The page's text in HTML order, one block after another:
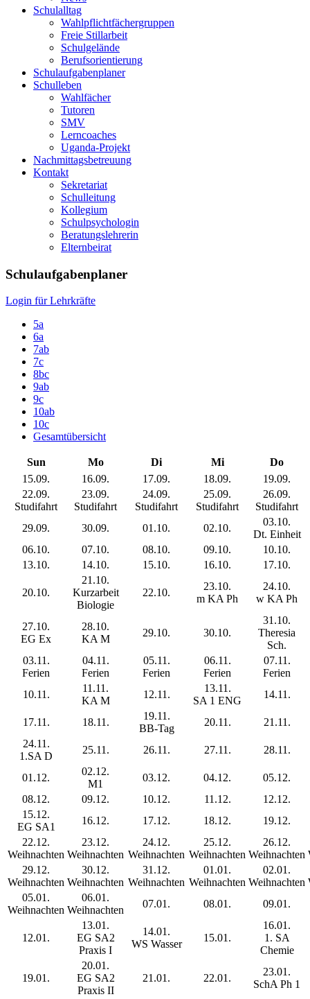
Schulalltag
Wahlpflichtfächergruppen
Freie Stillarbeit
Schulgelände
Berufsorientierung
Schulaufgabenplaner
Schulleben
Wahlfächer
Tutoren
SMV
Lerncoaches
Uganda-Projekt
Nachmittagsbetreuung
Kontakt
Sekretariat
Schulleitung
Kollegium
Schulpsychologin
Beratungslehrerin
Elternbeirat
Schulaufgabenplaner
Login für Lehrkräfte
5a
6a
7ab
7c
8bc
9ab
9c
10ab
10c
Gesamtübersicht
Sun Mo Di Mi
Do
15.09.
16.09. 17.09. 18.09.
19.09.
22.09.
Studifahrt
23.09.
Studifahrt
24.09.
Studifahrt
25.09.
Studifahrt
26.09.
Studifahrt
29.09.
30.09. 01.10. 02.10.
03.10.
Dt. Einheit
06.10.
07.10. 08.10. 09.10.
10.10.
13.10.
14.10. 15.10. 16.10. 17.10.
20.10.
21.10.
Kurzarbeit
Biologie
22.10.
23.10.
m KA Ph
24.10.
w KA Ph
27.10.
EG Ex
28.10.
KA M
29.10. 30.10.
31.10.
Theresia
Sch.
03.11.
Ferien
04.11.
Ferien
05.11.
Ferien
06.11.
Ferien
07.11.
Ferien
10.11.
11.11.
KA M
12.11.
13.11.
SA 1 ENG
14.11.
17.11. 18.11.
19.11.
BB-Tag
20.11.
21.11.
24.11.
1.SA D
25.11. 26.11. 27.11. 28.11.
01.12.
02.12.
M1
03.12. 04.12.
05.12.
08.12.
09.12. 10.12. 11.12.
12.12.
15.12.
EG SA1
16.12. 17.12. 18.12.
19.12.
22.12.
Weihnachten
23.12.
Weihnachten
24.12.
Weihnachten
25.12.
Weihnachten
26.12.
Weihnachten
29.12.
Weihnachten
30.12.
Weihnachten
31.12.
Weihnachten
01.01.
Weihnachten
02.01.
Weihnachten
05.01.
Weihnachten
06.01.
Weihnachten
07.01. 08.01. 09.01.
12.01.
13.01.
EG SA2
Praxis I
14.01.
WS Wasser
15.01.
16.01.
1. SA
Chemie
19.01.
20.01.
EG SA2
Praxis II
21.01. 22.01.
23.01.
SchA Ph 1